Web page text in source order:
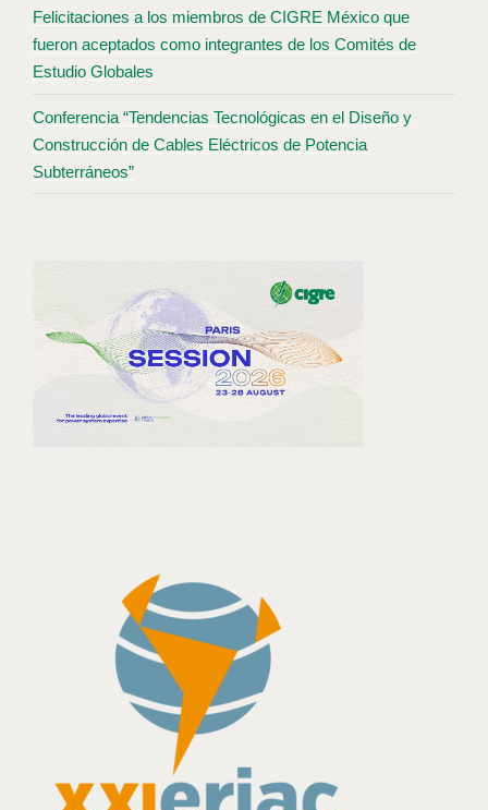
Felicitaciones a los miembros de CIGRE México que
fueron aceptados como integrantes de los Comités de
Estudio Globales
Conferencia “Tendencias Tecnológicas en el Diseño y
Construcción de Cables Eléctricos de Potencia
Subterráneos”